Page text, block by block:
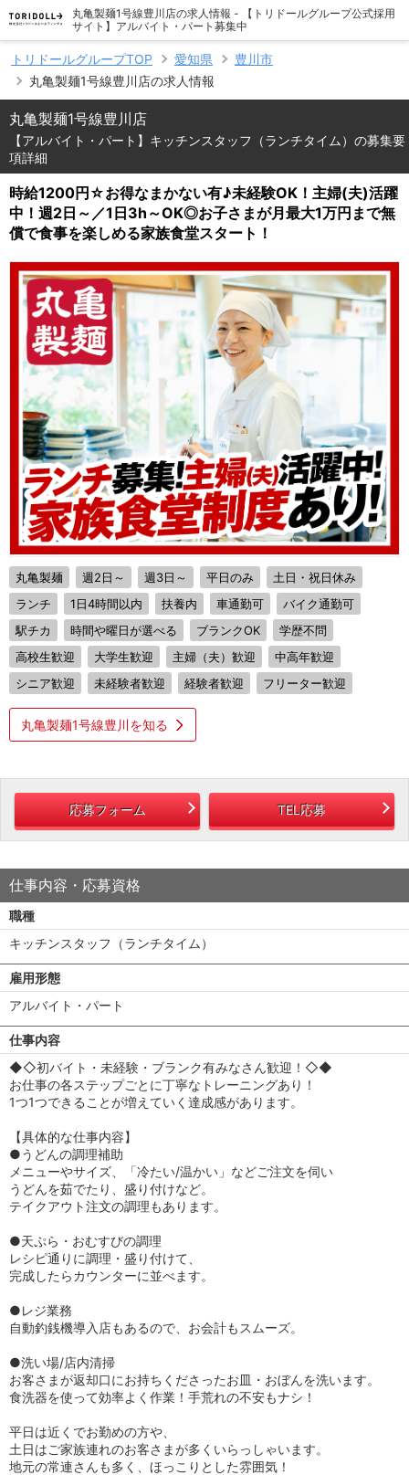
丸亀製麺1号線豊川店の求人情報 - 【トリドールグループ公式採用
サイト】アルバイト・パート募集中
トリドールグループTOP 愛知県
豊川市
丸亀製麺1号線豊川店の求人情報
丸亀製麺1号線豊川店
【アルバイト・パート】キッチンスタッフ（ランチタイム）の募集要
項詳細
時給1200円☆お得なまかない有♪未経験OK！主婦(夫)活躍
中！週2日～／1日3h～OK◎お子さまが月最大1万円まで無
償で食事を楽しめる家族食堂スタート！
丸亀製麺 週2日～ 週3日～ 平日のみ
土日・祝日休み
ランチ
1日4時間以内 扶養内 車通勤可
バイク通勤可
駅チカ
時間や曜日が選べる ブランクOK
学歴不問
高校生歓迎
大学生歓迎 主婦（夫）歓迎
中高年歓迎
シニア歓迎
未経験者歓迎 経験者歓迎 フリーター歓迎
丸亀製麺1号線豊川を知る
応募フォーム TEL応募
仕事内容・応募資格
職種
キッチンスタッフ（ランチタイム）
雇用形態
アルバイト・パート
仕事内容
◆◇初バイト・未経験・ブランク有みなさん歓迎！◇◆
お仕事の各ステップごとに丁寧なトレーニングあり！
1つ1つできることが増えていく達成感があります。
【具体的な仕事内容】
●うどんの調理補助
メニューやサイズ、「冷たい/温かい」などご注文を伺い
うどんを茹でたり、盛り付けなど。
テイクアウト注文の調理もあります。
●天ぷら・おむすびの調理
レシピ通りに調理・盛り付けて、
完成したらカウンターに並べます。
●レジ業務
自動釣銭機導入店もあるので、お会計もスムーズ。
●洗い場/店内清掃
お客さまが返却口にお持ちくださったお皿・おぼんを洗います。
食洗器を使って効率よく作業！手荒れの不安もナシ！
平日は近くでお勤めの方や、
土日はご家族連れのお客さまが多くいらっしゃいます。
地元の常連さんも多く、ほっこりとした雰囲気！